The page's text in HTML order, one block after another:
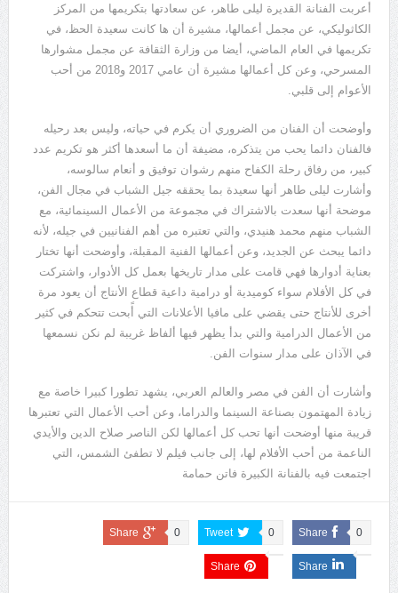
أعربت الفنانة القديرة ليلى طاهر، عن سعادتها بتكريمها من المركز
الكاثوليكي، عن مجمل أعمالها، مشيرة أن ها كانت سعيدة الحظ، في
تكريمها في العام الماضي، أيضا من وزارة الثقافة عن مجمل مشوارها
المسرحي، وعن كل أعمالها مشيرة أن عامي 2017 و2018 من أحب
الأعوام إلى قلبي.
وأوضحت أن الفنان من الضروري أن يكرم في حياته، وليس بعد رحيله
فالفنان دائما يحب من يتذكره، مضيفة أن ما أسعدها أكثر هو تكريم عدد
كبير، من رفاق رحلة الكفاح منهم رشوان توفيق و أنعام سالوسه،
وأشارت ليلى طاهر أنها سعيدة بما يحققه جيل الشباب في مجال الفن،
موضحة أنها سعدت بالاشتراك في مجموعة من الأعمال السينمائية، مع
الشباب منهم محمد هنيدي، والتي تعتبره من أهم الفنانيين في جيله، لأنه
دائما يبحث عن الجديد، وعن أعمالها الفنية المقبلة، وأوضحت أنها تختار
بعناية أدوارها فهي قامت على مدار تاريخها بعمل كل الأدوار، واشتركت
في كل الأفلام سواء كوميدية أو درامية داعية قطاع الأنتاج أن يعود مرة
أخرى للأنتاج حتى يقضي على مافيا الأعلانات التي أًبحت تتحكم في كثير
من الأعمال الدرامية والتي بدأ يظهر فيها ألفاظ غريبة لم نكن نسمعها
في الآذان على مدار سنوات الفن.
وأشارت أن الفن في مصر والعالم العربي، يشهد تطورا كبيرا خاصة مع
زيادة المهتمون بصناعة السينما والدراما، وعن أحب الأعمال التي تعتبرها
قريبة منها أوضحت أنها تحب كل أعمالها لكن الناصر صلاح الدين والأيدي
الناعمة من أحب الأفلام لها، إلى جانب فيلم لا تطفئ الشمس، التي
اجتمعت فيه بالفنانة الكبيرة فاتن حمامة
Share 0
Tweet 0
Share 0
Share
Share